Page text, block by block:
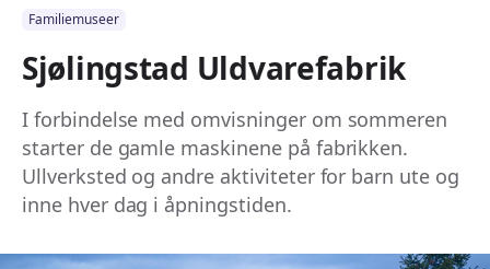
Familiemuseer
Sjølingstad Uldvarefabrik
I forbindelse med omvisninger om sommeren
starter de gamle maskinene på fabrikken.
Ullverksted og andre aktiviteter for barn ute og
inne hver dag i åpningstiden.